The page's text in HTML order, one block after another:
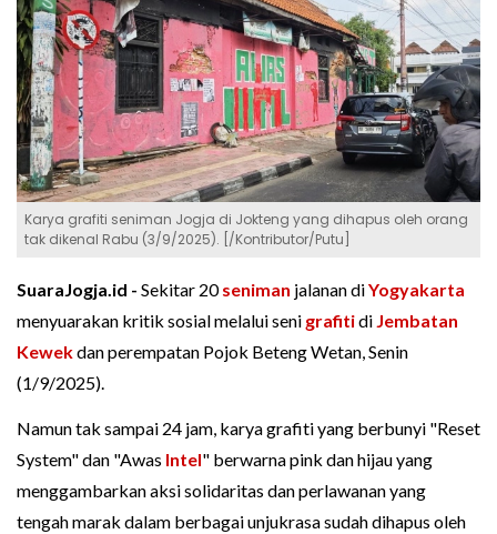
Karya grafiti seniman Jogja di Jokteng yang dihapus oleh orang
tak dikenal Rabu (3/9/2025). [/Kontributor/Putu]
SuaraJogja.id - Sekitar 20seniman jalanan diYogyakarta
menyuarakan kritik sosial melalui seni grafitidi Jembatan
Kewekdan perempatan Pojok Beteng Wetan, Senin
(1/9/2025).
Namun tak sampai 24 jam, karya grafiti yang berbunyi "Reset
System" dan "Awas Intel" berwarna pink dan hijau yang
menggambarkan aksi solidaritas dan perlawanan yang
tengah marak dalam berbagai unjukrasa sudah dihapus oleh